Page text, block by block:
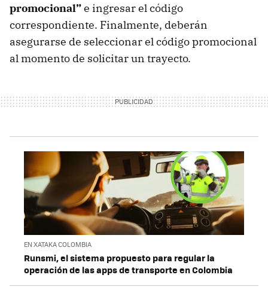
promocional”e ingresar el código
correspondiente. Finalmente, deberán
asegurarse de seleccionar el código promocional
al momento de solicitar un trayecto.
EN XATAKA COLOMBIA
Runsmi, el sistema propuesto para regular la
operación de las apps de transporte en Colombia